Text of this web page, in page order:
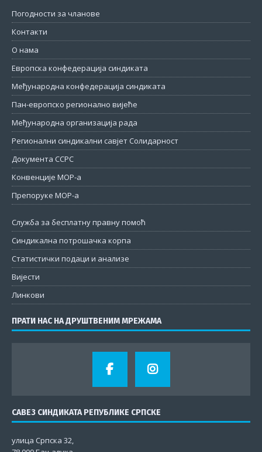
Погодности за чланове
Контакти
О нама
Европска конфедерација синдиката
Међународна конфедерација синдиката
Пан-европско регионално вијеће
Међународна организација рада
Регионални синдикални савјет Солидарност
Документа ССРС
Конвенције МОР-а
Препоруке МОР-а
Служба за бесплатну правну помоћ
Синдикална потрошачка корпа
Статистички подаци и анализе
Вијести
Линкови
ПРАТИ НАС НА ДРУШТВЕНИМ МРЕЖАМА
САВЕЗ СИНДИКАТА РЕПУБЛИКЕ СРПСКЕ
улица Српска 32,